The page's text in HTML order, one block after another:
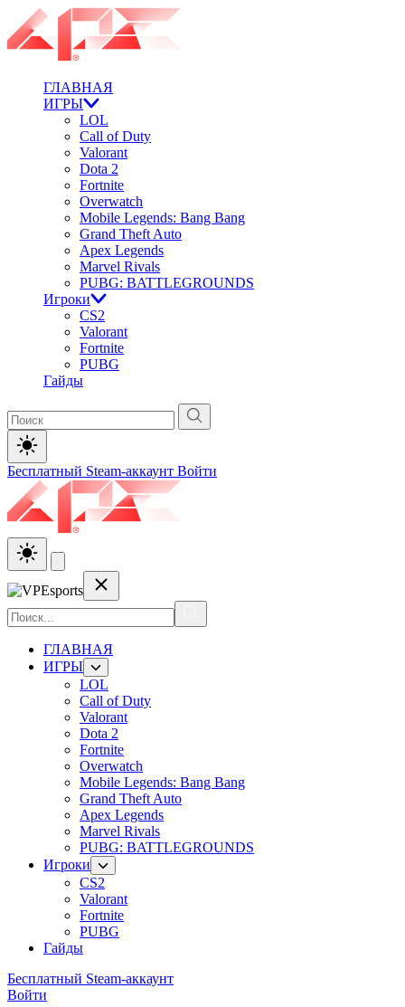
ГЛАВНАЯ
ИГРЫ
LOL
Call of Duty
Valorant
Dota 2
Fortnite
Overwatch
Mobile Legends: Bang Bang
Grand Theft Auto
Apex Legends
Marvel Rivals
PUBG: BATTLEGROUNDS
Игроки
CS2
Valorant
Fortnite
PUBG
Гайды
Бесплатный Steam-аккаунт Войти
ГЛАВНАЯ
ИГРЫ
LOL
Call of Duty
Valorant
Dota 2
Fortnite
Overwatch
Mobile Legends: Bang Bang
Grand Theft Auto
Apex Legends
Marvel Rivals
PUBG: BATTLEGROUNDS
Игроки
CS2
Valorant
Fortnite
PUBG
Гайды
Бесплатный Steam-аккаунт
Войти